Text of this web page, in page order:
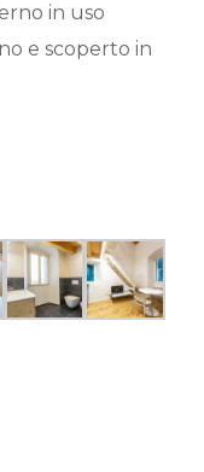
in uso
e scoperto in